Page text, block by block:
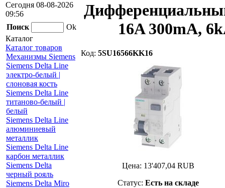
Сегодня 08-08-2026
09:56
Поиск
Ok
Каталог
Каталог товаров
Механизмы Siemens
Siemens Delta Line
электро-белый |
слоновая кость
Siemens Delta Line
титаново-белый |
белый
Siemens Delta Line
алюминиевый
металлик
Siemens Delta Line
карбон металлик
Siemens Delta
черный рояль
Siemens Delta Miro
16A 300mA,
Код: 5SU16566KK16
Цена: 13'407,04RUB
Статус: Есть на складе